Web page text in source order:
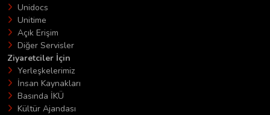
Unidocs
Unitime
Açık Erişim
Diğer Servisler
Ziyaretciler İçin
Yerleşkelerimiz
İnsan Kaynakları
Basında İKÜ
Kültür Ajandası